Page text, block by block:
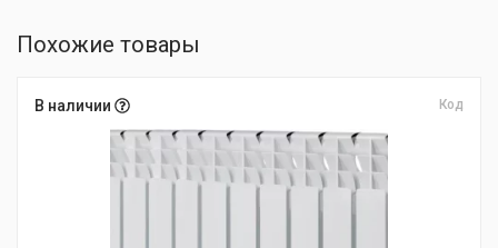
Похожие товары
В наличии Код